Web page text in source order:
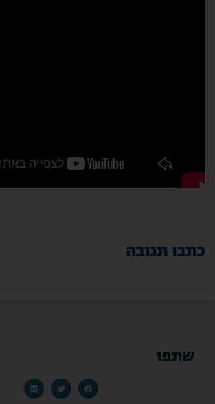
כתבו תגובה
שתפו